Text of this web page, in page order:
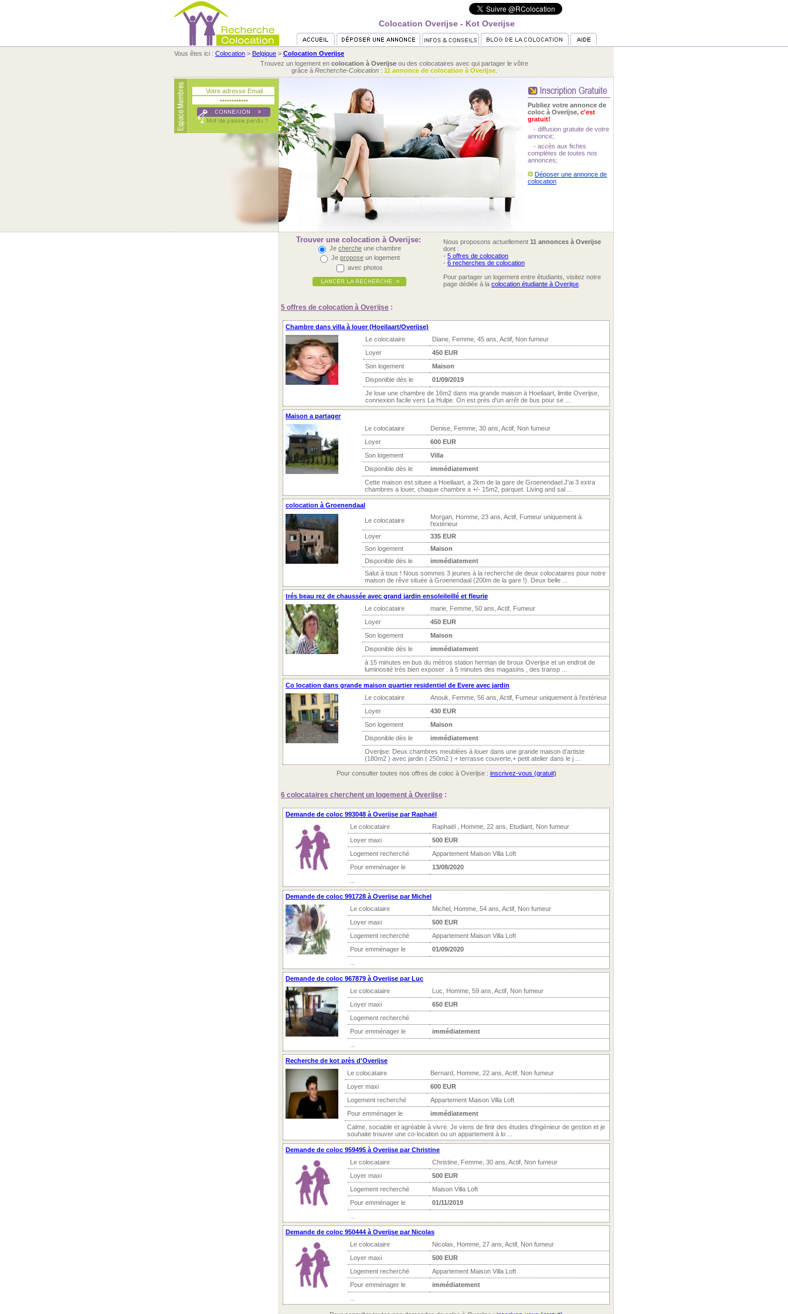
Colocation Overijse - Kot Overijse
Vous êtes ici : Colocation > Belgique > Colocation Overijse
Trouvez un logement en colocation à Overijseou des colocataires avec qui partager le vôtre
grâce à Recherche-Colocation: 11 annonce de colocation à Overijse.
Publiez votre annonce de
coloc à Overijse, c'est
gratuit!
- diffusion gratuite de votre
annonce;
- accès aux fiches
complètes de toutes nos
annonces;
Déposer une annonce de
colocation
Trouver une colocation à Overijse:
Je cherche une chambre
Je proposeun logement
avec photos
Nous proposons actuellement 11 annonces à Overijse
dont :
- 5 offres de colocation
- 6 recherches de colocation
Pour partager un logement entre étudiants, visitez notre
page dédiée à la colocation étudiante à Overijse
5 offres de colocation à Overijse :
Chambre dans villa à louer (Hoeilaart/Overijse)
Le colocataire
Diane, Femme, 45 ans, Actif, Non fumeur
Loyer
450 EUR
Son logement
Maison
Disponible dès le
01/09/2019
Je loue une chambre de 16m2 dans ma grande maison à Hoeilaart, limite Overijse,
connexion facile vers La Hulpe. On est près d'un arrêt de bus pour se ...
Maison a partager
Le colocataire
Denise, Femme, 30 ans, Actif, Non fumeur
Loyer
600 EUR
Son logement
Villa
Disponible dès le
immédiatement
Cette maison est situee a Hoeilaart, a 2km de la gare de Groenendael.J'ai 3 extra
chambres a louer, chaque chambre a +/- 15m2, parquet. Living and sal ...
colocation à Groenendaal
Le colocataire
Morgan, Homme, 23 ans, Actif, Fumeur uniquement à
l'extérieur
Loyer
335 EUR
Son logement
Maison
Disponible dès le
immédiatement
Salut à tous ! Nous sommes 3 jeunes à la recherche de deux colocataires pour notre
maison de rêve située à Groenendaal (200m de la gare !). Deux belle ...
trés beau rez de chaussée avec grand jardin ensoleileillé et fleurie
Le colocataire
marie, Femme, 50 ans, Actif, Fumeur
Loyer
450 EUR
Son logement
Maison
Disponible dès le
immédiatement
à 15 minutes en bus du métros station herman de broux Overijse et un endroit de
luminosité très bien exposer . à 5 minutes des magasins , des transp ...
Co location dans grande maison quartier residentiel de Evere avec jardin
Le colocataire
Anouk, Femme, 56 ans, Actif, Fumeur uniquement à l'extérieur
Loyer
430 EUR
Son logement
Maison
Disponible dès le
immédiatement
Overijse: Deux chambres meublées à louer dans une grande maison d’artiste
(180m2 ) avec jardin ( 250m2 ) + terrasse couverte,+ petit atelier dans le j ...
Pour consulter toutes nos offres de coloc à Overijse : inscrivez-vous (gratuit)
6 colocataires cherchent un logement à Overijse :
Demande de coloc 993048 à Overijse par Raphaël
Le colocataire
Raphaël , Homme, 22 ans, Etudiant, Non fumeur
Loyer maxi
500 EUR
Logement recherché
Appartement Maison Villa Loft
Pour emménager le
13/08/2020
Demande de coloc 991728 à Overijse par Michel
Le colocataire
Michel, Homme, 54 ans, Actif, Non fumeur
Loyer maxi
500 EUR
Logement recherché
Appartement Maison Villa Loft
Pour emménager le
01/09/2020
Demande de coloc 967879 à Overijse par Luc
Le colocataire
Luc, Homme, 59 ans, Actif, Non fumeur
Loyer maxi
650 EUR
Logement recherché
Pour emménager le
immédiatement
Recherche de kot près d'Overijse
Le colocataire
Bernard, Homme, 22 ans, Actif, Non fumeur
Loyer maxi
600 EUR
Logement recherché
Appartement Maison Villa Loft
Pour emménager le
immédiatement
Calme, sociable et agréable à vivre. Je viens de finir des études d'ingénieur de gestion et je
souhaite trouver une co-location ou un appartement à lo ...
Demande de coloc 959495 à Overijse par Christine
Le colocataire
Christine, Femme, 30 ans, Actif, Non fumeur
Loyer maxi
500 EUR
Logement recherché
Maison Villa Loft
Pour emménager le
01/11/2019
Demande de coloc 950444 à Overijse par Nicolas
Le colocataire
Nicolas, Homme, 27 ans, Actif, Non fumeur
Loyer maxi
500 EUR
Logement recherché
Appartement Maison Villa Loft
Pour emménager le
immédiatement